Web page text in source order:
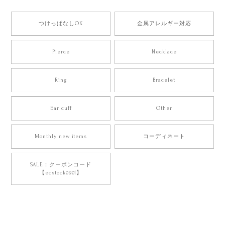
つけっぱなしOK 金属アレルギー対応
Pierce Necklace
Ring Bracelet
Ear cuff Other
Monthly new items コーディネート
SALE：クーポンコード
【ecstock0901】